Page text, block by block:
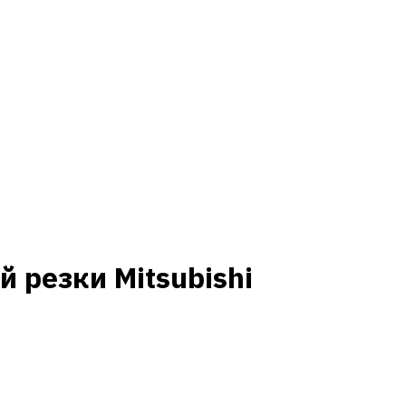
резки Mitsubishi